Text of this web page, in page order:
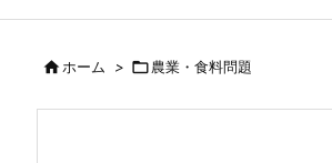
ホーム > 農業・食料問題